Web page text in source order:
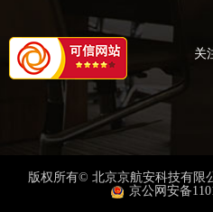
关
版权所有© 北京京航安科技有限
京公网安备